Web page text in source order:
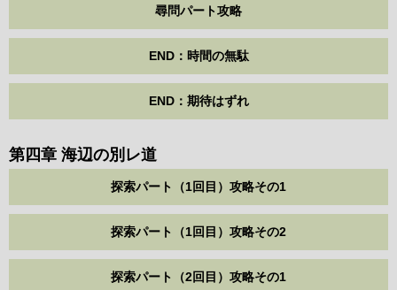
尋問パート攻略
END：時間の無駄
END：期待はずれ
第四章 海辺の別レ道
探索パート（1回目）攻略その1
探索パート（1回目）攻略その2
探索パート（2回目）攻略その1